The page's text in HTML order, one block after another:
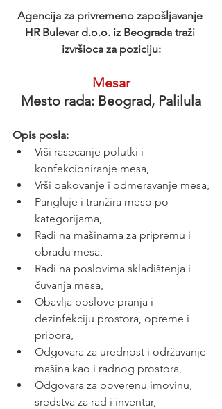
Agencija za privremeno zapošljavanje
HR Bulevar d.o.o. iz Beograda traži
izvršioca za poziciju:
Mesar
Mesto rada: Beograd, Palilula
Opis posla:
Vrši rasecanje polutki i
konfekcioniranje mesa,
Vrši pakovanje i odmeravanje mesa,
Pangluje i tranžira meso po
kategorijama,
Radi na mašinama za pripremu i
obradu mesa,
Radi na poslovima skladištenja i
čuvanja mesa,
Obavlja poslove pranja i
dezinfekciju prostora, opreme i
pribora,
Odgovara za urednost i održavanje
mašina kao i radnog prostora,
Odgovara za poverenu imovinu,
sredstva za rad i inventar,